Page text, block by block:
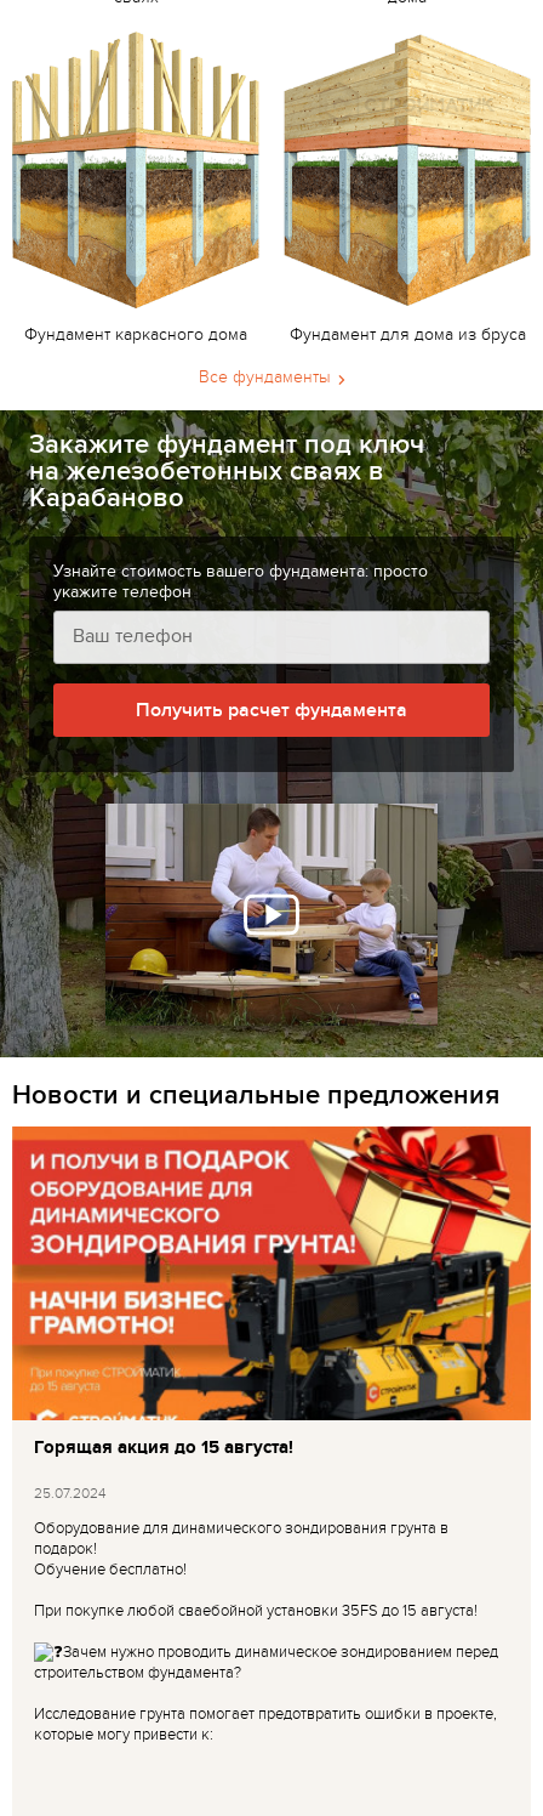
Фундамент каркасного дома Фундамент для дома из бруса
Все фундаменты
Закажите фундамент под ключ
на железобетонных сваях в
Карабаново
Узнайте стоимость вашего фундамента: просто
укажите телефон
Получить расчет фундамента
Новости и специальные предложения
Горящая акция до 15 августа!
25.07.2024
Оборудование для динамического зондирования грунта в
подарок!
Обучение бесплатно!
При покупке любой сваебойной установки 35FS до 15 августа!
Зачем нужно проводить динамическое зондированием перед
строительством фундамента?
Исследование грунта помогает предотвратить ошибки в проекте,
которые могу привести к: